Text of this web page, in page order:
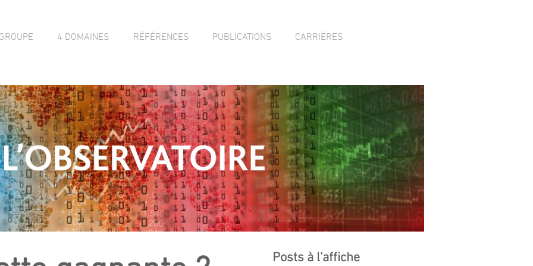
4 DOMAINES RÉFÉRENCES PUBLICATIONS CARRIÈRES
Posts à l'affiche